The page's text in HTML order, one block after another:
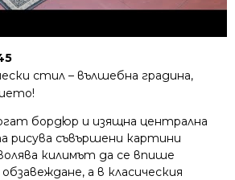
стил – вълшебна градина,
бордюр и изящна централна
рисува съвършени картини
килимът да се впише
а в класическия